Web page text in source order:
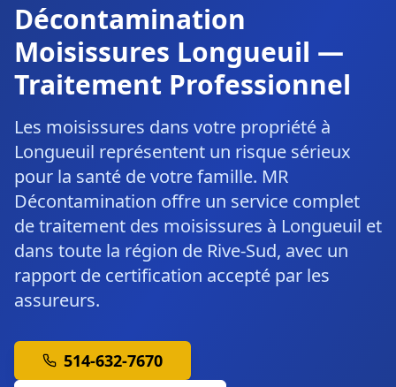
Décontamination
Moisissures Longueuil —
Traitement Professionnel
Les moisissures dans votre propriété à
Longueuil représentent un risque sérieux
pour la santé de votre famille. MR
Décontamination offre un service complet
de traitement des moisissures à Longueuil et
dans toute la région de Rive-Sud, avec un
rapport de certification accepté par les
assureurs.
514-632-7670